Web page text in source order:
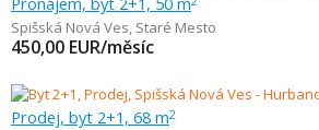
Spišská Nová Ves, Staré Mesto
450,00 EUR/měsíc
Prodej, byt 2+1, 68 m2